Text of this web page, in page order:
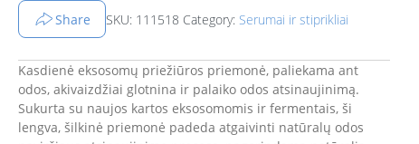
Share SKU: 111518 Category:Serumai ir stiprikliai
Kasdienė eksosomų priežiūros priemonė, paliekama ant
odos, akivaizdžiai glotnina ir palaiko odos atsinaujinimą.
Sukurta su naujos kartos eksosomomis ir fermentais, ši
lengva, šilkinė priemonė padeda atgaivinti natūralų odos